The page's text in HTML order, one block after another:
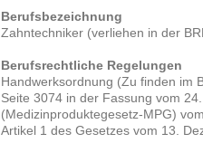
Berufsbezeichnung
Zahntechniker (verliehen in der
Berufsrechtliche Regelungen
Handwerksordnung (Zu finden im
Seite 3074 in der Fassung vom
(Medizinproduktegesetz-MPG)
Artikel 1 des Gesetzes vom 13.